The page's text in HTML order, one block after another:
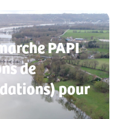
PAPI
de
pour